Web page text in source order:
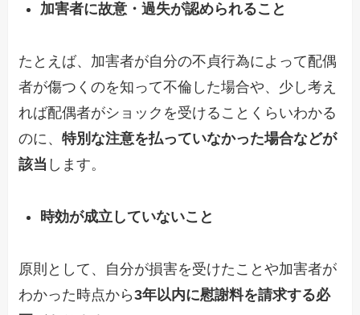
加害者に故意・過失が認められること
たとえば、加害者が自分の不貞行為によって配偶
者が傷つくのを知って不倫した場合や、少し考え
れば配偶者がショックを受けることくらいわかる
のに、特別な注意を払っていなかった場合などが
該当 します。
時効が成立していないこと
原則として、自分が損害を受けたことや加害者が
わかった時点から3年以内に慰謝料を請求する必